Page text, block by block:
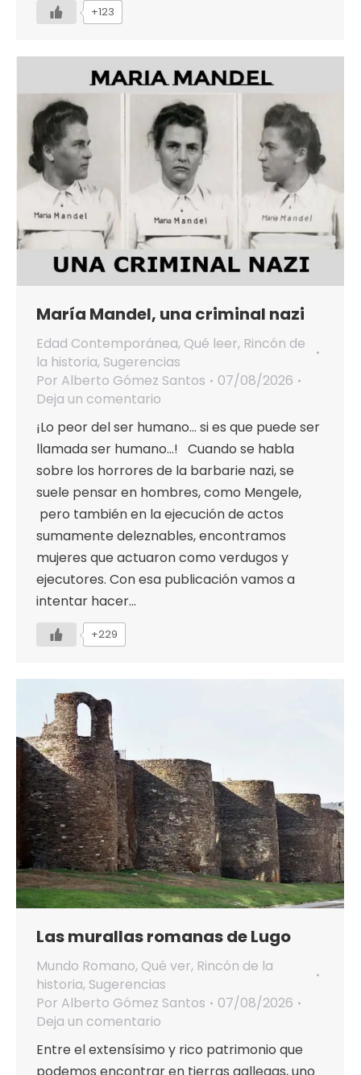
+123
María Mandel, una criminal nazi
Edad Contemporánea, Qué leer, Rincón de
la historia, Sugerencias
Por Alberto Gómez Santos
07/08/2026
Deja un comentario
¡Lo peor del ser humano… si es que puede ser
llamada ser humano…! Cuando se habla
sobre los horrores de la barbarie nazi, se
suele pensar en hombres, como Mengele,
pero también en la ejecución de actos
sumamente deleznables, encontramos
mujeres que actuaron como verdugos y
ejecutores. Con esa publicación vamos a
intentar hacer…
+229
Las murallas romanas de Lugo
Mundo Romano, Qué ver, Rincón de la
historia, Sugerencias
Por Alberto Gómez Santos
07/08/2026
Deja un comentario
Entre el extensísimo y rico patrimonio que